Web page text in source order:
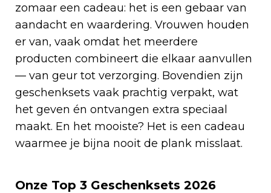
zomaar een cadeau: het is een gebaar van
aandacht en waardering. Vrouwen houden
er van, vaak omdat het meerdere
producten combineert die elkaar aanvullen
— van geur tot verzorging. Bovendien zijn
geschenksets vaak prachtig verpakt, wat
het geven én ontvangen extra speciaal
maakt. En het mooiste? Het is een cadeau
waarmee je bijna nooit de plank misslaat.
Onze Top 3 Geschenksets 2026